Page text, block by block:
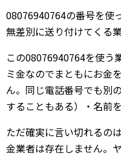
08076940764の番号を使
無差別に送り付けてくる
この08076940764を使う
ミ金なのでまともにお金
ん。同じ電話番号でも別
することもある）・名前
ただ確実に言い切れるの
金業者は存在しません。